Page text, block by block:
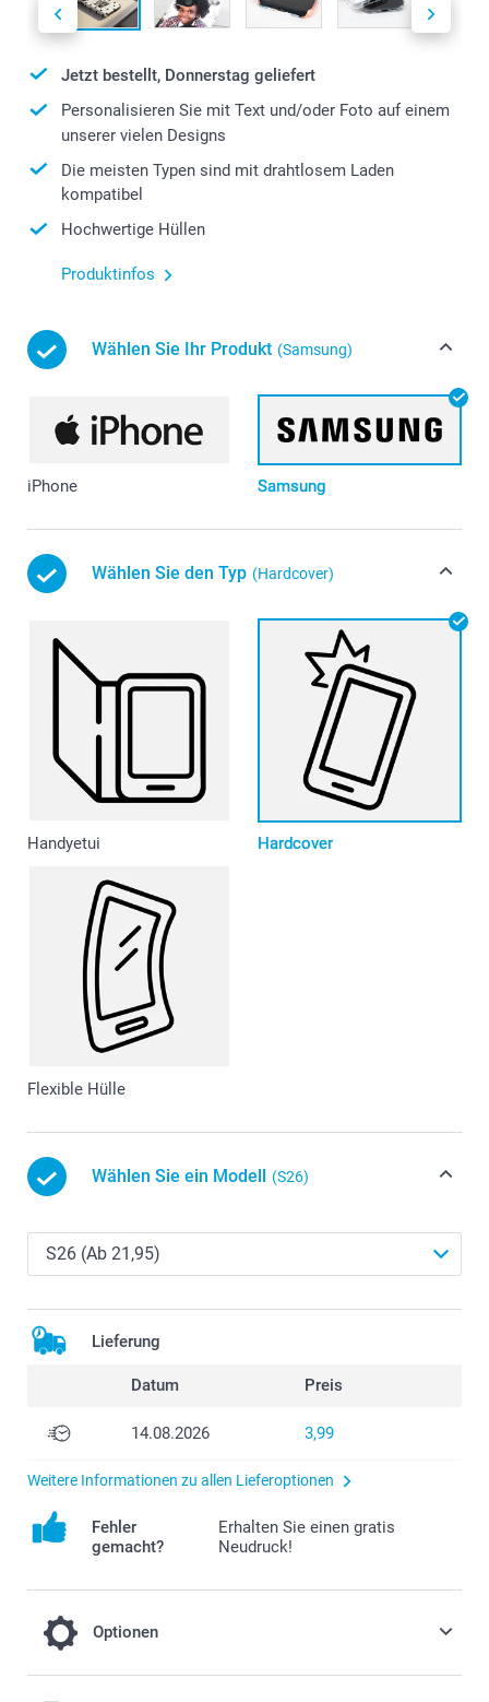
Jetzt bestellt, Donnerstag geliefert
Personalisieren Sie mit Text und/oder Foto auf einem
unserer vielen Designs
Die meisten Typen sind mit drahtlosem Laden
kompatibel
Hochwertige Hüllen
Produktinfos
Wählen Sie Ihr Produkt (Samsung)
iPhone Samsung
Wählen Sie den Typ (Hardcover)
Handyetui Hardcover
Flexible Hülle
Wählen Sie ein Modell (S26)
Lieferung
Datum Preis
14.08.2026 3,99
Weitere Informationen zu allen Lieferoptionen
Fehler
gemacht?
Erhalten Sie einen gratis
Neudruck!
Optionen